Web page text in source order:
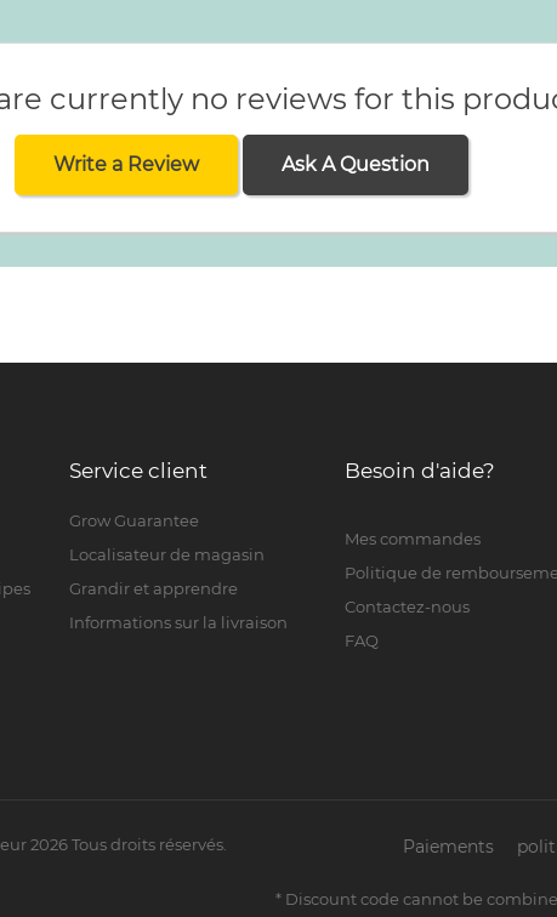
currently no reviews for this
Write a Review Ask A Question
Service client
Grow Guarantee
Localisateur de magasin
Grandir et apprendre
Informations sur la livraison
Besoin d'aide?
Mes commandes
Politique de
Contactez-nous
FAQ
2026Tous droits réservés. Paiements
* Discount code cannot be